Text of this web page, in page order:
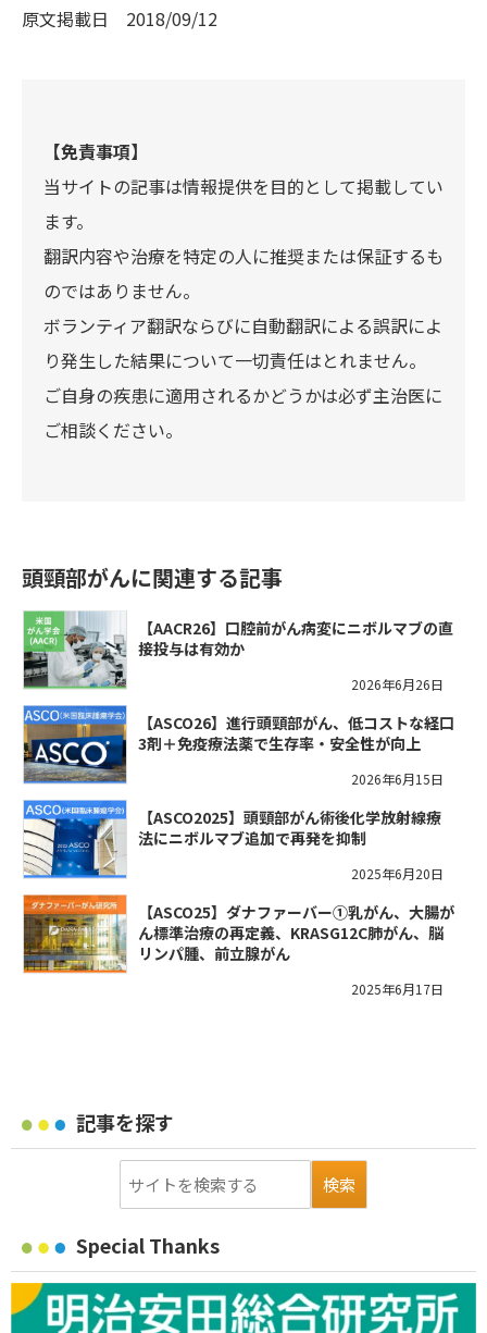
原文掲載日 2018/09/12
【免責事項】
当サイトの記事は情報提供を目的として掲載してい
ます。
翻訳内容や治療を特定の人に推奨または保証するも
のではありません。
ボランティア翻訳ならびに自動翻訳による誤訳によ
り発生した結果について一切責任はとれません。
ご自身の疾患に適用されるかどうかは必ず主治医に
ご相談ください。
頭頸部がんに関連する記事
【AACR26】口腔前がん病変にニボルマブの直
接投与は有効か
2026年6月26日
【ASCO26】進行頭頸部がん、低コストな経口
3剤＋免疫療法薬で生存率・安全性が向上
2026年6月15日
【ASCO2025】頭頸部がん術後化学放射線療
法にニボルマブ追加で再発を抑制
2025年6月20日
【ASCO25】ダナファーバー①乳がん、大腸が
ん標準治療の再定義、KRASG12C肺がん、脳
リンパ腫、前立腺がん
2025年6月17日
記事を探す
Special Thanks